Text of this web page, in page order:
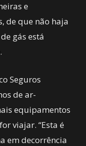
e
de que não haja
gás está
Seguros
de ar-
equipamentos
viajar. “Esta é
em decorrência